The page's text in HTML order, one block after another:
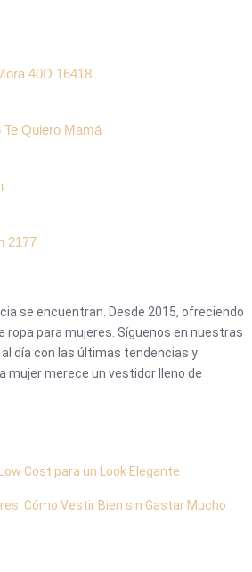
40D 16418
Quiero Mamá
2177
se encuentran. Desde 2015, ofreciendo
ropa para mujeres. Síguenos en nuestras
día con las últimas tendencias y
mujer merece un vestidor lleno de
Cost para un Look Elegante
Cómo Vestir Bien sin Gastar Mucho